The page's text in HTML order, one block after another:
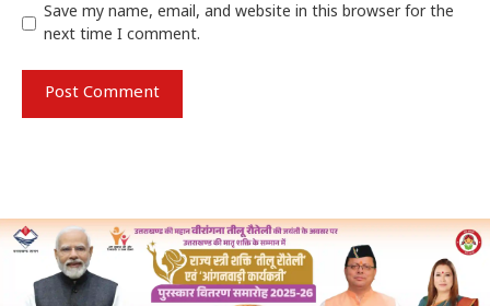
Save my name, email, and website in this browser for the
next time I comment.